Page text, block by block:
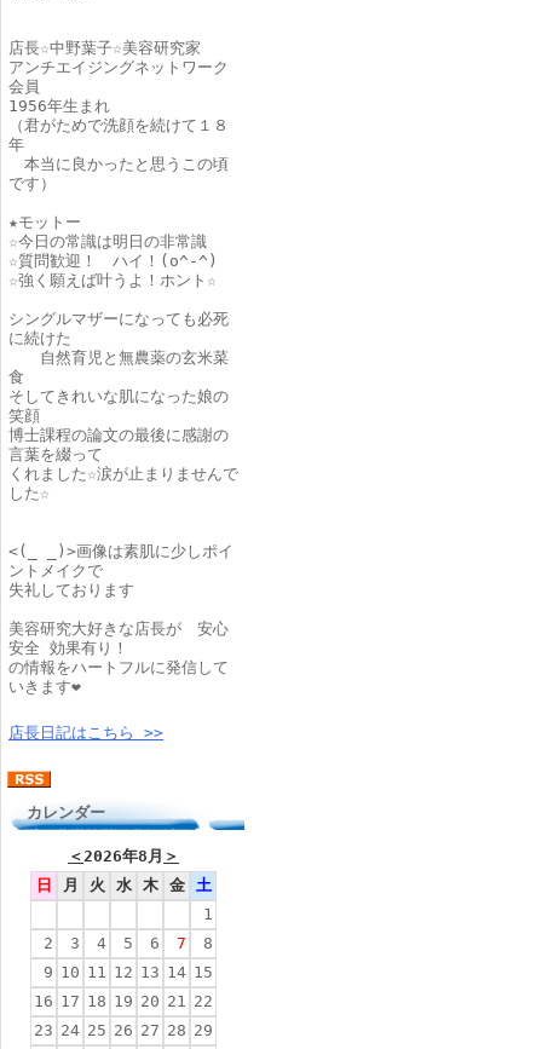
店長☆中野葉子☆美容研究家
アンチエイジングネットワーク
会員
1956年生まれ
（君がためで洗顔を続けて１８
年
本当に良かったと思うこの頃
です）
★モットー
☆今日の常識は明日の非常識
☆質問歓迎！ ハイ！(o^-^)ゞ
☆強く願えば叶うよ！ホント☆
シングルマザーになっても必死
に続けた
自然育児と無農薬の玄米菜
食
そしてきれいな肌になった娘の
笑顔
博士課程の論文の最後に感謝の
言葉を綴って
くれました☆涙が止まりませんで
した☆
<(_ _)>画像は素肌に少しポイ
ントメイクで
失礼しております
美容研究大好きな店長が 安心
安全 効果有り！
の情報をハートフルに発信して
いきます❤
店長日記はこちら >>
カレンダー
＜2026年8月 ＞
日
月 火 水 木 金
土
1
2
3 4 5 6 7
8
9 10 11 12 13 14 15
16 17 18 19 20 21 22
23 24 25 26 27 28 29